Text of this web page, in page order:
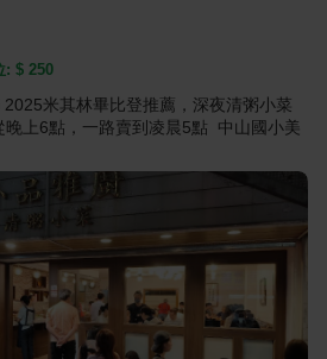
: $ 250
米其林畢比登推薦，深夜清粥小菜
晚上6點，一路賣到凌晨5點 中山國小美